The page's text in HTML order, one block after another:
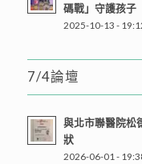
碼戰」守護孩子
2025-10-13 -
7/4論壇
與北市聯醫院松
狀
2026-06-01 -